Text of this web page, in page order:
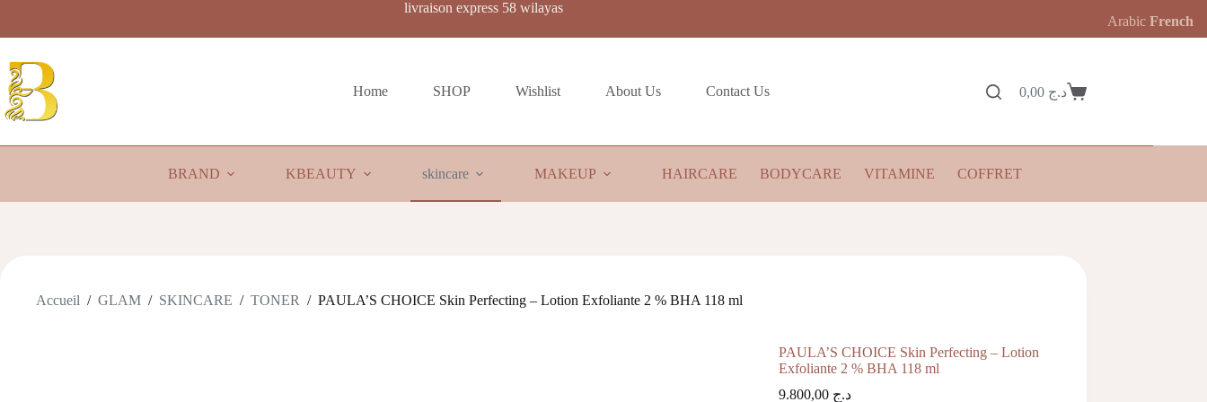
contenu
livraison express 58 wilayas
Home SHOP Wishlist About Us Contact Us
Panierد.ج 0,00
BRAND KBEAUTY skincare MAKEUP HAIRCARE BODYCARE VITAMINE COFFRET
Accueil / GLAM / SKINCARE / TONER / PAULA’S CHOICE Skin Perfecting – Lotion Exfoliante 2 % BHA 118 ml
PAULA’S CHOICE Skin Perfecting – Lotion
Exfoliante 2 % BHA 118 ml
د.ج 9.800,00
Arabic French